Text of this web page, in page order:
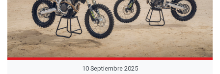
10 Septiembre 2025